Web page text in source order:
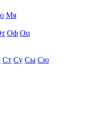
Мя
Оф Оц
Ст Су Сы Сю